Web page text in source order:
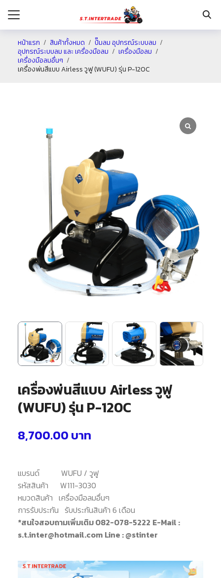
หน้าแรก สินค้าทั้งหมด
ปั๊มลม อุปกรณ์ระบบลม
อุปกรณ์ระบบลม และ เครื่องมือลม
เครื่องมือลม
เครื่องมือลมอื่นๆ
เครื่องพ่นสีแบบ Airless วูฟู (WUFU) รุ่น P-120C
เครื่องพ่นสีแบบ Airless วูฟู
(WUFU) รุ่น P-120C
8,700.00 บาท
แบรนด์ WUFU / วูฟู
รหัสสินค้า W111-3030
หมวดสินค้า เครื่องมือลมอื่นๆ
การรับประกัน รับประกันสินค้า 6 เดือน
*สนใจสอบถามเพิ่มเติม 082-078-5222 E-Mail :
s.t.inter@hotmail.com Line : @stinter